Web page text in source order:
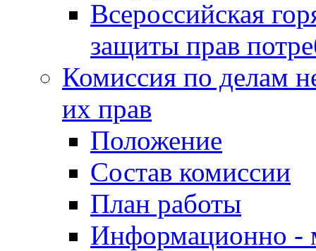
Всероссийская
защиты прав
Комиссия по делам
их прав
Положение
Состав комиссии
План работы
Информационно -